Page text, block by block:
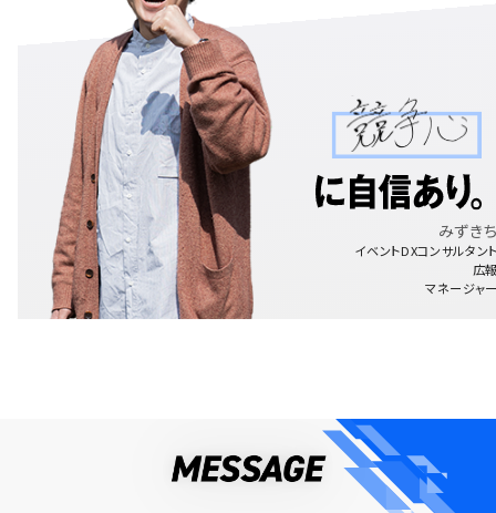
みずき
イベントDXコンサルタン
広
マネージャ